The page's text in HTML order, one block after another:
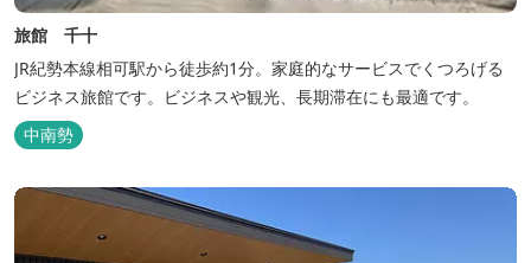
旅館 千十
JR紀勢本線相可駅から徒歩約1分。家庭的なサービスでくつろげる
ビジネス旅館です。ビジネスや観光、長期滞在にも最適です。
中南勢